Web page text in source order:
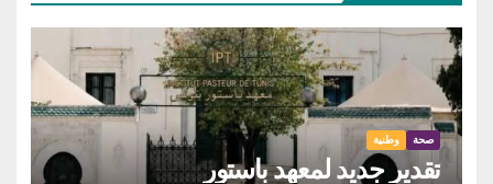
صحة وطنية
تقدير جديد لمعهد باستور